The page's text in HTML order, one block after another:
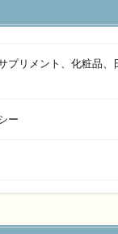
プリメント、化粧品
ー